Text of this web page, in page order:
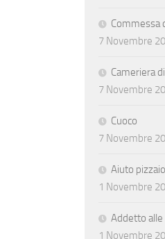
Commessa
7 Novembre
Cameriera
7 Novembre
Cuoco
7 Novembre
Aiuto
1 Novembre
Addetto alle
1 Novembre